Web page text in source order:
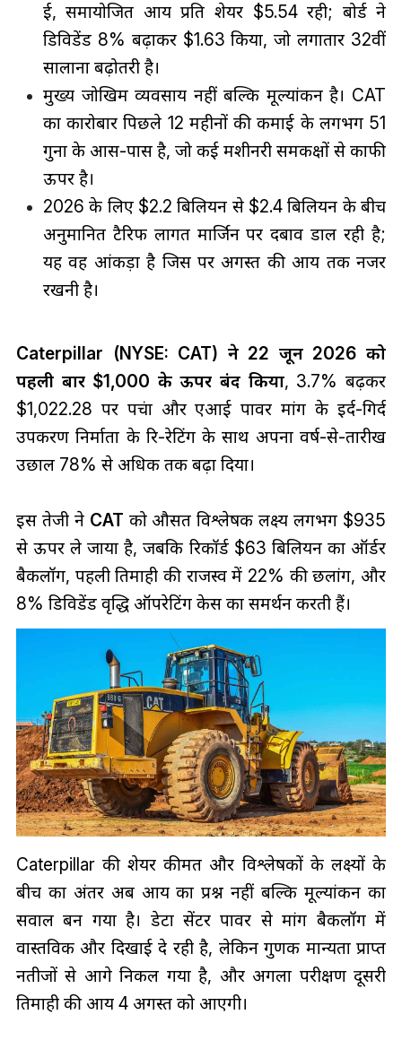
हुई, समायोजित आय प्रति शेयर $5.54 रही; बोर्ड ने
डिविडेंड 8% बढ़ाकर $1.63 किया, जो लगातार 32वीं
सालाना बढ़ोतरी है।
मुख्य जोखिम व्यवसाय नहीं बल्कि मूल्यांकन है। CAT
का कारोबार पिछले 12 महीनों की कमाई के लगभग 51
गुना के आस-पास है, जो कई मशीनरी समकक्षों से काफी
ऊपर है।
2026 के लिए $2.2 बिलियन से $2.4 बिलियन के बीच
अनुमानित टैरिफ लागत मार्जिन पर दबाव डाल रही है;
यह वह आंकड़ा है जिस पर अगस्त की आय तक नजर
रखनी है।
Caterpillar (NYSE: CAT) ने 22 जून 2026 को
पहली बार $1,000 के ऊपर बंद किया, 3.7% बढ़कर
$1,022.28 पर पहुंचा और एआई पावर मांग के इर्द-गिर्द
उपकरण निर्माता के रि-रेटिंग के साथ अपना वर्ष-से-तारीख
उछाल 78% से अधिक तक बढ़ा दिया।
इस तेजी ने CAT को औसत विश्लेषक लक्ष्य लगभग $935
से ऊपर ले जाया है, जबकि रिकॉर्ड $63 बिलियन का ऑर्डर
बैकलॉग, पहली तिमाही की राजस्व में 22% की छलांग, और
8% डिविडेंड वृद्धि ऑपरेटिंग केस का समर्थन करती हैं।
Caterpillar की शेयर कीमत और विश्लेषकों के लक्ष्यों के
बीच का अंतर अब आय का प्रश्न नहीं बल्कि मूल्यांकन का
सवाल बन गया है। डेटा सेंटर पावर से मांग बैकलॉग में
वास्तविक और दिखाई दे रही है, लेकिन गुणक मान्यता प्राप्त
नतीजों से आगे निकल गया है, और अगला परीक्षण दूसरी
तिमाही की आय 4 अगस्त को आएगी।